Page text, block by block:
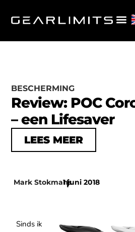
BESCHERMING
Review: POC
– een Lifesaver
LEES MEER
Mark Stokmans
|
1 juni 2018
Sinds ik